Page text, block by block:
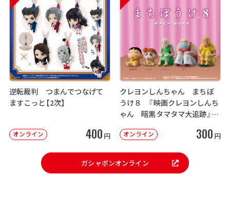
逆転裁判 つまんでつなげて
ますこっと【2次】
オンライン 400 円
クレヨンしんちゃん まちぼ
うけ８ 『映画クレヨンしんち
ゃん 暗黒タマタマ大追跡』【2
オンライン 300 円
ガシャポンオンライン